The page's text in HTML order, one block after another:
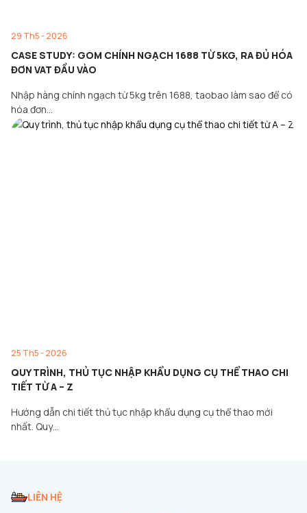
29 Th5 - 2026
CASE STUDY: GOM CHÍNH NGẠCH 1688 TỪ 5KG, RA ĐỦ HÓA
ĐƠN VAT ĐẦU VÀO
Nhập hàng chính ngạch từ 5kg trên 1688, taobao làm sao để có
hóa đơn…
25 Th5 - 2026
QUY TRÌNH, THỦ TỤC NHẬP KHẨU DỤNG CỤ THỂ THAO CHI
TIẾT TỪ A – Z
Hướng dẫn chi tiết thủ tục nhập khẩu dụng cụ thể thao mới
nhất. Quy…
LIÊN HỆ